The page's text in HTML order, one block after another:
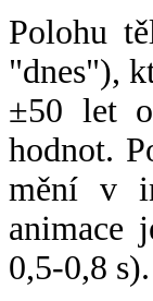
Polohu
"dnes"),
±50 let
hodnot.
mění v
animace
0,5-0,8 s).